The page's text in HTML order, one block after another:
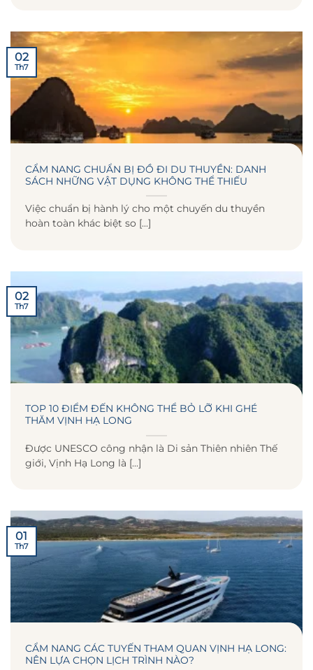
CẨM NANG CHUẨN BỊ ĐỒ ĐI DU THUYỀN: DANH
SÁCH NHỮNG VẬT DỤNG KHÔNG THỂ THIẾU
Việc chuẩn bị hành lý cho một chuyến du thuyền
hoàn toàn khác biệt so [...]
02
Th7
TOP 10 ĐIỂM ĐẾN KHÔNG THỂ BỎ LỠ KHI GHÉ
THĂM VỊNH HẠ LONG
Được UNESCO công nhận là Di sản Thiên nhiên Thế
giới, Vịnh Hạ Long là [...]
02
Th7
CẨM NANG CÁC TUYẾN THAM QUAN VỊNH HẠ LONG:
NÊN LỰA CHỌN LỊCH TRÌNH NÀO?
01
Th7